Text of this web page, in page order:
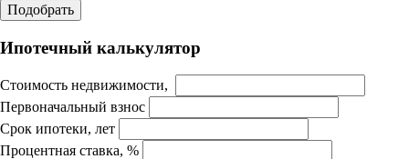
Ипотечный калькулятор
Стоимость недвижимости,
Первоначальный взнос
Срок ипотеки, лет
Процентная ставка, %